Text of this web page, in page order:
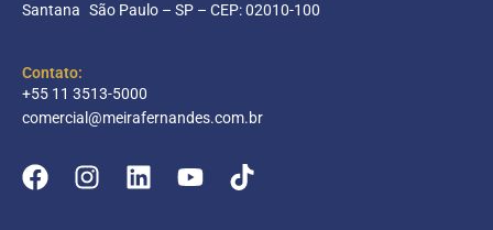
Santana São Paulo – SP – CEP: 02010-100
Contato:
+55 11 3513-5000
comercial@meirafernandes.com.br